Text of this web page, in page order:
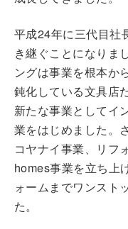
平成24年に三代目社
き継ぐことになりま
ングは事業を根本か
鈍化している文具店
新たな事業としてイ
業をはじめました。
コヤナイ事業、リフ
homes事業を立ち上
ォームまでワンスト
た。